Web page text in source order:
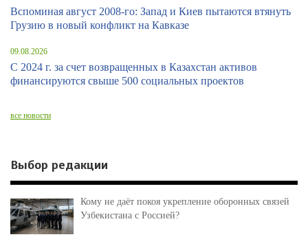
Вспоминая август 2008-го: Запад и Киев пытаются втянуть
Грузию в новый конфликт на Кавказе
09.08.2026
С 2024 г. за счет возвращенных в Казахстан активов
финансируются свыше 500 социальных проектов
все новости
Выбор редакции
Кому не даёт покоя укрепление оборонных связей
Узбекистана с Россией?